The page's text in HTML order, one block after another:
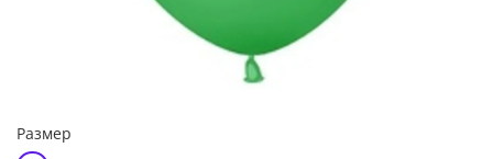
Размер